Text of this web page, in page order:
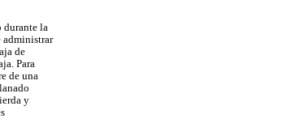
durante la
administrar
de
Para
de una
y